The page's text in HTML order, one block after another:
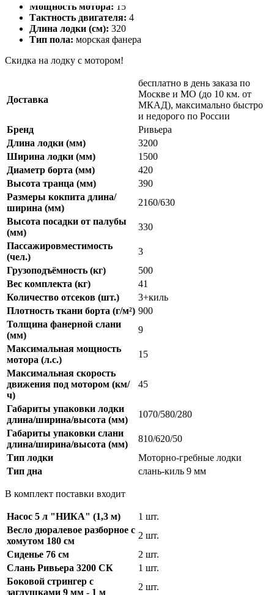
Мощность мотора: 15
Тактность двигателя: 4
Длина лодки (см): 320
Тип пола: морская фанера
Скидка на лодку с мотором!
Доставка
бесплатно в день заказа по
Москве и МО (до 10 км. от
МКАД), максимально быстро
и недорого по России
Бренд
Ривьера
Длина лодки (мм)
3200
Ширина лодки (мм)
1500
Диаметр борта (мм)
420
Высота транца (мм)
390
Размеры кокпита длина/
ширина (мм)
2160/630
Высота посадки от палубы
(мм)
330
Пассажировместимость
(чел.)
3
Грузоподъёмность (кг)
500
Вес комплекта (кг)
41
Количество отсеков (шт.)
3+киль
Плотность ткани борта (г/м²) 900
Толщина фанерной слани
(мм)
9
Максимальная мощность
мотора (л.с.)
15
Максимальная скорость
движения под мотором (км/
ч)
45
Габариты упаковки лодки
длина/ширина/высота (мм)
1070/580/280
Габариты упаковки слани
длина/ширина/высота (мм)
810/620/50
Тип лодки
Моторно-гребные лодки
Тип дна
слань-киль 9 мм
В комплект поставки входит
Насос 5 л "НИКА" (1,3 м)
1 шт.
Весло дюралевое разборное с
хомутом 180 см
2 шт.
Сиденье 76 см
2 шт.
Слань Ривьера 3200 СК
1 шт.
Боковой стрингер с
заглушками 9 мм - 1 м
2 шт.